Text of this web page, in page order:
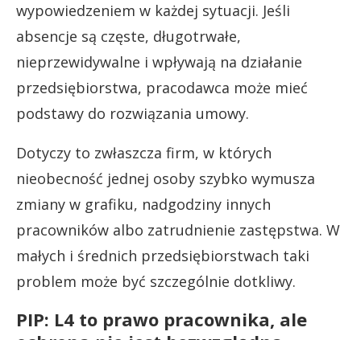
wypowiedzeniem w każdej sytuacji. Jeśli
absencje są częste, długotrwałe,
nieprzewidywalne i wpływają na działanie
przedsiębiorstwa, pracodawca może mieć
podstawy do rozwiązania umowy.
Dotyczy to zwłaszcza firm, w których
nieobecność jednej osoby szybko wymusza
zmiany w grafiku, nadgodziny innych
pracowników albo zatrudnienie zastępstwa. W
małych i średnich przedsiębiorstwach taki
problem może być szczególnie dotkliwy.
PIP: L4 to prawo pracownika, ale